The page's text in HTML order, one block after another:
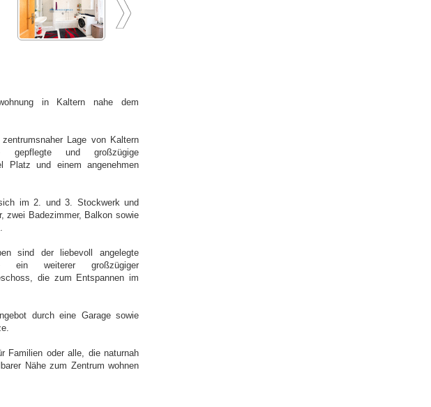
in Kaltern nahe dem
Lage von Kaltern
gepflegte und großzügige
Platz und einem angenehmen
im 2. und 3. Stockwerk und
zwei Badezimmer, Balkon sowie
sind der liebevoll angelegte
ein weiterer großzügiger
die zum Entspannen im
durch eine Garage sowie
Familien oder alle, die naturnah
Nähe zum Zentrum wohnen